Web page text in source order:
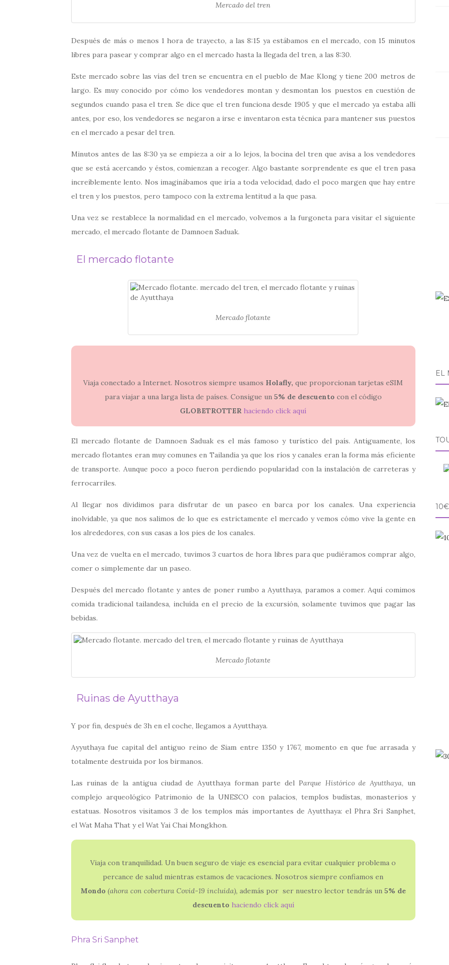
Mercado del tren
Después de más o menos 1 hora de trayecto, a las 8:15 ya estábamos en el mercado, con 15 minutos
libres para pasear y comprar algo en el mercado hasta la llegada del tren, a las 8:30.
Este mercado sobre las vías del tren se encuentra en el pueblo de Mae Klong y tiene 200 metros de
largo. Es muy conocido por cómo los vendedores montan y desmontan los puestos en cuestión de
segundos cuando pasa el tren. Se dice que el tren funciona desde 1905 y que el mercado ya estaba allí
antes, por eso, los vendedores se negaron a irse e inventaron esta técnica para mantener sus puestos
en el mercado a pesar del tren.
Minutos antes de las 8:30 ya se empieza a oir a lo lejos, la bocina del tren que avisa a los vendedores
que se está acercando y éstos, comienzan a recoger. Algo bastante sorprendente es que el tren pasa
increíblemente lento. Nos imaginábamos que iría a toda velocidad, dado el poco margen que hay entre
el tren y los puestos, pero tampoco con la extrema lentitud a la que pasa.
Una vez se restablece la normalidad en el mercado, volvemos a la furgoneta para visitar el siguiente
mercado, el mercado flotante de Damnoen Saduak.
El mercado flotante
Mercado flotante
Viaja conectado a Internet. Nosotros siempre usamos Holafly, que proporcionan tarjetas eSIM
para viajar a una larga lista de países. Consigue un 5% de descuento con el código
GLOBETROTTER haciendo click aquí
El mercado flotante de Damnoen Saduak es el más famoso y turístico del país. Antiguamente, los
mercado flotantes eran muy comunes en Tailandia ya que los ríos y canales eran la forma más eficiente
de transporte. Aunque poco a poco fueron perdiendo popularidad con la instalación de carreteras y
ferrocarriles.
Al llegar nos dividimos para disfrutar de un paseo en barca por los canales. Una experiencia
inolvidable, ya que nos salimos de lo que es estrictamente el mercado y vemos cómo vive la gente en
los alrededores, con sus casas a los pies de los canales.
Una vez de vuelta en el mercado, tuvimos 3 cuartos de hora libres para que pudiéramos comprar algo,
comer o simplemente dar un paseo.
Después del mercado flotante y antes de poner rumbo a Ayutthaya, paramos a comer. Aquí comimos
comida tradicional tailandesa, incluída en el precio de la excursión, solamente tuvimos que pagar las
bebidas.
Mercado flotante
Ruinas de Ayutthaya
Y por fin, después de 3h en el coche, llegamos a Ayutthaya.
Ayyuthaya fue capital del antiguo reino de Siam entre 1350 y 1767, momento en que fue arrasada y
totalmente destruida por los birmanos.
Las ruinas de la antigua ciudad de Ayutthaya forman parte del Parque Histórico de Ayutthaya, un
complejo arqueológico Patrimonio de la UNESCO con palacios, templos budistas, monasterios y
estatuas. Nosotros visitamos 3 de los templos más importantes de Ayutthaya: el Phra Sri Sanphet,
el Wat Maha That y el Wat Yai Chai Mongkhon.
Viaja con tranquilidad. Un buen seguro de viaje es esencial para evitar cualquier problema o
percance de salud mientras estamos de vacaciones. Nosotros siempre confiamos en
Mondo (ahora con cobertura Covid-19 incluida), además por ser nuestro lector tendrás un 5% de
descuento haciendo click aquí
Phra Sri Sanphet
EL